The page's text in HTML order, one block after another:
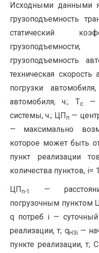
Исходными данными
грузоподъемность
статический
грузоподъемность
техническая
погрузки
автомобиля, ч.; Тс—
системы, ч.; ЦПп —
— максимально
которое может быть
пункт реа­лизации
количества пунктов, i=
ЦПn-1
—
погрузочным пунктом
q потреб i —
реализации, т; qН3i —
пункте реализа­ции, т; С